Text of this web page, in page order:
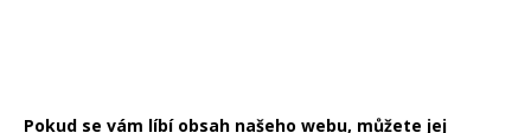
Pokud se vám líbí obsah našeho webu, můžete jej